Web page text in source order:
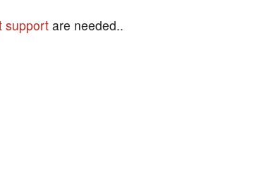
support are needed..